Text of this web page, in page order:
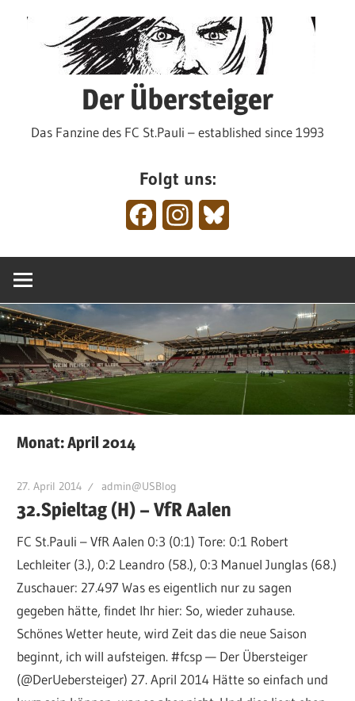
Der Übersteiger
Das Fanzine des FC St.Pauli – established since 1993
Folgt uns:
FacebookInstagram
Monat:April 2014
27. April 2014 admin@USBlog
32.Spieltag (H) – VfR Aalen
FC St.Pauli – VfR Aalen 0:3 (0:1) Tore: 0:1 Robert
Lechleiter (3.), 0:2 Leandro (58.), 0:3 Manuel Junglas (68.)
Zuschauer: 27.497 Was es eigentlich nur zu sagen
gegeben hätte, findet Ihr hier: So, wieder zuhause.
Schönes Wetter heute, wird Zeit das die neue Saison
beginnt, ich will aufsteigen. #fcsp — Der Übersteiger
(@DerUebersteiger) 27. April 2014 Hätte so einfach und